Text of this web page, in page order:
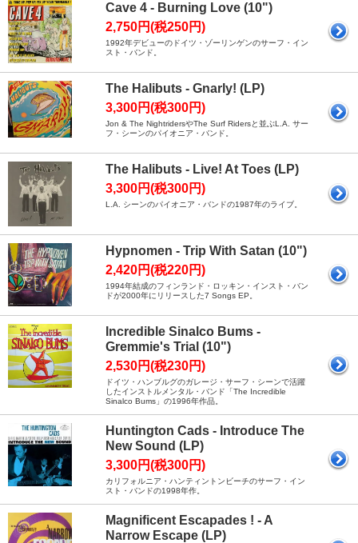
Cave 4 - Burning Love (10")
2,750円(税250円)
1992年デビューのドイツ・ゾーリンゲンのサーフ・イン
スト・バンド。
The Halibuts - Gnarly! (LP)
3,300円(税300円)
Jon & The NightridersやThe Surf Ridersと並ぶL.A. サー
フ・シーンのパイオニア・バンド。
The Halibuts - Live! At Toes (LP)
3,300円(税300円)
L.A. シーンのパイオニア・バンドの1987年のライブ。
Hypnomen - Trip With Satan (10")
2,420円(税220円)
1994年結成のフィンランド・ロッキン・インスト・バン
ドが2000年にリリースした7 Songs EP。
Incredible Sinalco Bums -
Gremmie's Trial (10")
2,530円(税230円)
ドイツ・ハンブルグのガレージ・サーフ・シーンで活躍
したインストルメンタル・バンド「The Incredible
Sinalco Bums」の1996年作品。
Huntington Cads - Introduce The
New Sound (LP)
3,300円(税300円)
カリフォルニア・ハンティントンビーチのサーフ・イン
スト・バンドの1998年作。
Magnificent Escapades ! - A
Narrow Escape (LP)